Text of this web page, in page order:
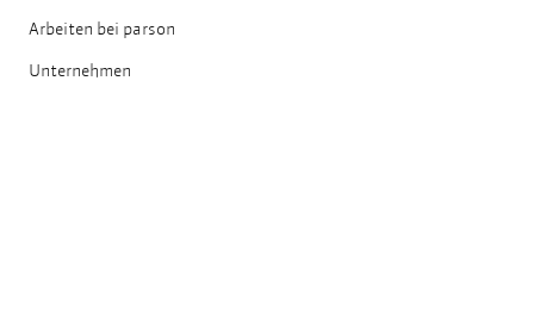
Arbeiten bei parson
Unternehmen